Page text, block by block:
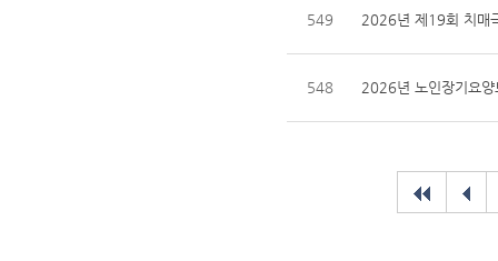
549 2026년 제19회 치매
548 2026년 노인장기요양